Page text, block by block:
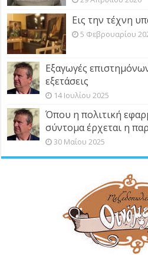
Εις την τέχνη
5 Φεβρουαρίου
Εξαγωγές
εξετάσεις
14 Ιουλίου 2025
Όπου η πολιτική
σύντομα έρχεται η
30 Μαΐου 2025